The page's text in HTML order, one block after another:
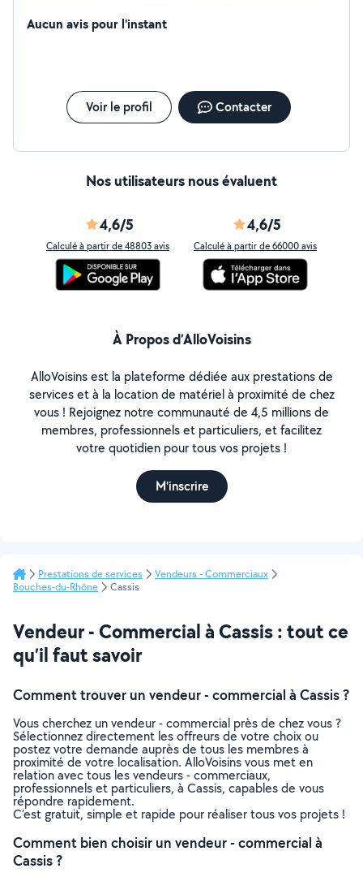
Aucun avis pour l'instant
Voir le profil Contacter
Nos utilisateurs nous évaluent
4,6/5
Calculé à partir de 48803 avis
4,6/5
Calculé à partir de 66000 avis
À Propos d’AlloVoisins
AlloVoisins est la plateforme dédiée aux prestations de
services et à la location de matériel à proximité de chez
vous ! Rejoignez notre communauté de 4,5 millions de
membres, professionnels et particuliers, et facilitez
votre quotidien pour tous vos projets !
M'inscrire
Prestations de services
Vendeurs - Commerciaux
Bouches-du-Rhône
Cassis
Vendeur - Commercial à Cassis : tout ce
qu’il faut savoir
Comment trouver un vendeur - commercial à Cassis ?
Vous cherchez un vendeur - commercial près de chez vous ?
Sélectionnez directement les offreurs de votre choix ou
postez votre demande auprès de tous les membres à
proximité de votre localisation. AlloVoisins vous met en
relation avec tous les vendeurs - commerciaux,
professionnels et particuliers, à Cassis, capables de vous
répondre rapidement.
C’est gratuit, simple et rapide pour réaliser tous vos projets !
Comment bien choisir un vendeur - commercial à
Cassis ?